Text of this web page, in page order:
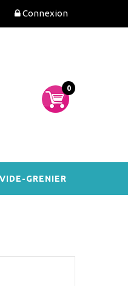
Connexion
0
GRENIER